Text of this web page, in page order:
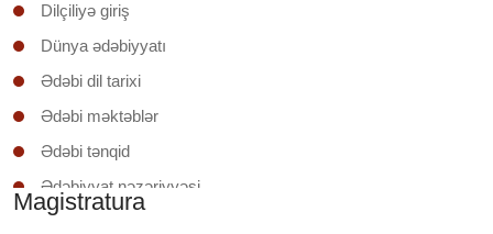
Dilçiliyə giriş
Dünya ədəbiyyatı
Ədəbi dil tarixi
Ədəbi məktəblər
Ədəbi tənqid
Ədəbiyyat nəzəriyyəsi
Ədəbiyyatşünaslığa giriş
Magistratura